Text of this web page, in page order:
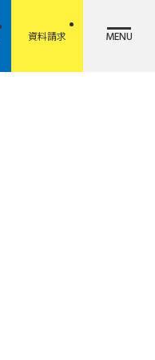
資料請求 MENU